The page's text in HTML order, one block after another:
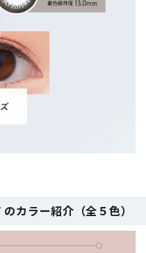
カラー紹介（全５色）